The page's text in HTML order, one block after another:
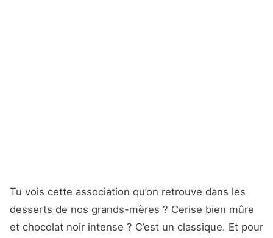
Tu vois cette association qu’on retrouve dans les
desserts de nos grands-mères ? Cerise bien mûre
et chocolat noir intense ? C’est un classique. Et pour